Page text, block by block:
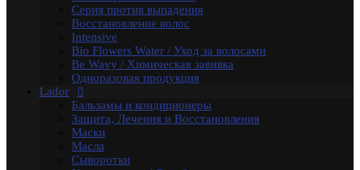
Caring Line
Gentleman Мужская серия
Glyoxy Sleek Hair Выпрямления волос
Go-Wash
KAPOUS DEPILATION Депиляции
Аксессуары для депиляции
Горячие воски
Гелевый воски в картриджах
Жирорастворимый Воск в Банке
Жирорастворимый воск в картриджах
Сахарная паста Kapous Professional
Уход до и после депиляции
Серия против выпадения
Восстановление волос
Intensive
Bio Flowers Water / Уход за волосами
Be Wavy / Химическая завивка
Одноразовая продукция
Lador
Бальзамы и кондиционеры
Защита, Лечения и Восстановления
Маски
Масла
Сыворотки